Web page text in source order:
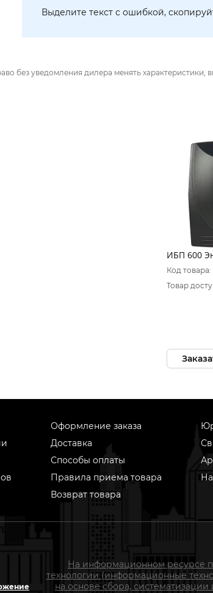
Выделите текст с ошибкой,
без уведомления дилера менять
ИБП
Код товара:
Товар
Оформление заказа
Доставка
Способы оплаты
Правила приема товара
Возврат товара
На информационном ресурсе
технологии (информационные
на основе сбора,